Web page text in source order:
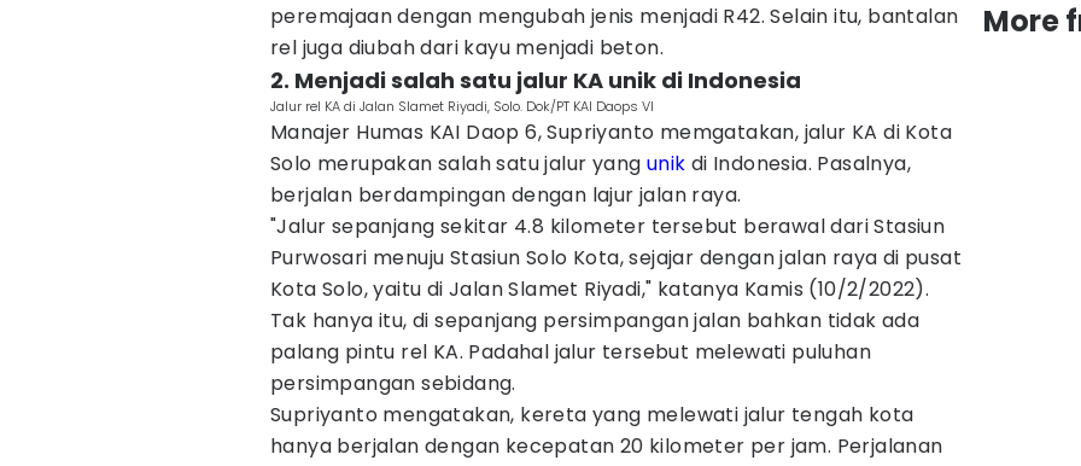
peremajaan dengan mengubah jenis menjadi R42. Selain itu, bantalan
rel juga diubah dari kayu menjadi beton.
2. Menjadi salah satu jalur KA unik di Indonesia
Jalur rel KA di Jalan Slamet Riyadi, Solo. Dok/PT KAI Daops VI
Manajer Humas KAI Daop 6, Supriyanto memgatakan, jalur KA di Kota
Solo merupakan salah satu jalur yang unik di Indonesia. Pasalnya,
berjalan berdampingan dengan lajur jalan raya.
"Jalur sepanjang sekitar 4.8 kilometer tersebut berawal dari Stasiun
Purwosari menuju Stasiun Solo Kota, sejajar dengan jalan raya di pusat
Kota Solo, yaitu di Jalan Slamet Riyadi," katanya Kamis (10/2/2022).
Tak hanya itu, di sepanjang persimpangan jalan bahkan tidak ada
palang pintu rel KA. Padahal jalur tersebut melewati puluhan
persimpangan sebidang.
Supriyanto mengatakan, kereta yang melewati jalur tengah kota
hanya berjalan dengan kecepatan 20 kilometer per jam. Perjalanan
More